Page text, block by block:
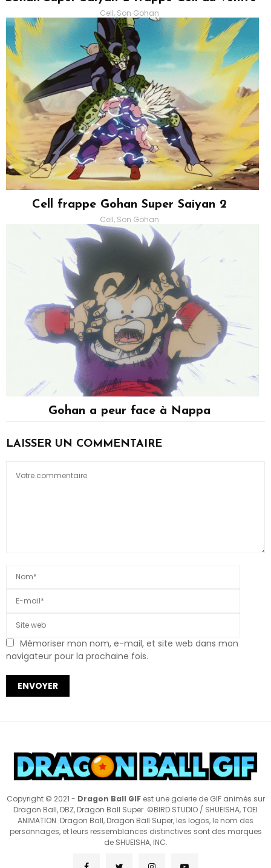
Cell, Son Gohan
Cell frappe Gohan Super Saiyan 2
Cell, Son Gohan
Gohan a peur face à Nappa
LAISSER UN COMMENTAIRE
Mémoriser mon nom, e-mail, et site web dans mon
navigateur pour la prochaine fois.
Copyright © 2021 - Dragon Ball GIFest une galerie de GIF animés sur
Dragon Ball, DBZ, Dragon Ball Super. ©BIRD STUDIO / SHUEISHA, TOEI
ANIMATION. Dragon Ball, Dragon Ball Super, les logos, le nom des
personnages, et leurs ressemblances distinctives sont des marques
de SHUEISHA, INC.